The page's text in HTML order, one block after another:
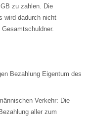
zu zahlen. Die
wird dadurch nicht
Bezahlung Eigentum des
Verkehr: Die
aller zum